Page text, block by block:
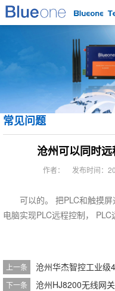
常见问题
沧州可以同时远
作者： 发布时间：
可以的。 把PLC和触摸
电脑实现PLC远程控制， PLC
上一条 沧州华杰智控工业级
下一条
沧州HJ8200无线网